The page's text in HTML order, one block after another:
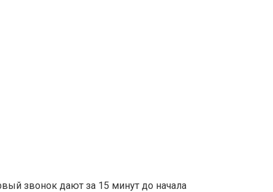
звонок дают за 15 минут до начала